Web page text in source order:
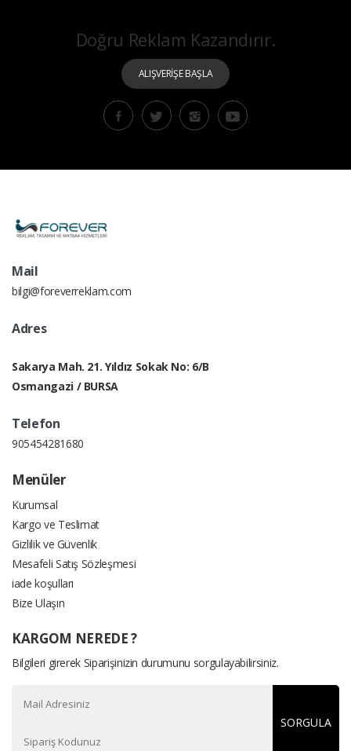
Doğru Reklam Kazandırır.
ALIŞVERİŞE BAŞLA
Mail
bilgi@foreverreklam.com
Adres
Sakarya Mah. 21. Yıldız Sokak No: 6/B
Osmangazi / BURSA
Telefon
905454281680
Menüler
Kurumsal
Kargo ve Teslimat
Gizlilik ve Güvenlik
Mesafeli Satış Sözleşmesi
iade koşulları
Bize Ulaşın
KARGOM NEREDE ?
Bilgileri girerek Siparişinizin durumunu sorgulayabilirsiniz.
SORGULA